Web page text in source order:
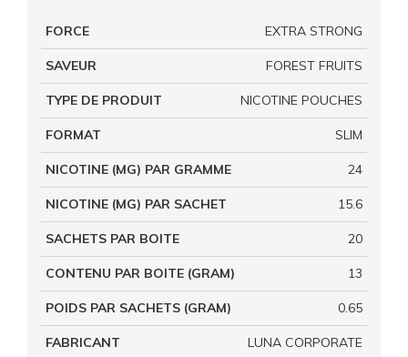
FORCE EXTRA STRONG
SAVEUR FOREST FRUITS
TYPE DE PRODUIT NICOTINE POUCHES
FORMAT SLIM
NICOTINE (MG) PAR GRAMME 24
NICOTINE (MG) PAR SACHET 15.6
SACHETS PAR BOITE 20
CONTENU PAR BOITE (GRAM) 13
POIDS PAR SACHETS (GRAM) 0.65
FABRICANT LUNA CORPORATE